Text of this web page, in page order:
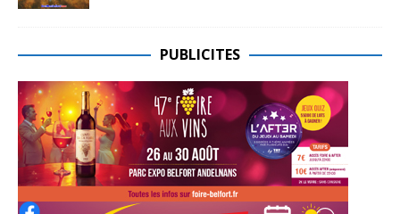
PUBLICITES